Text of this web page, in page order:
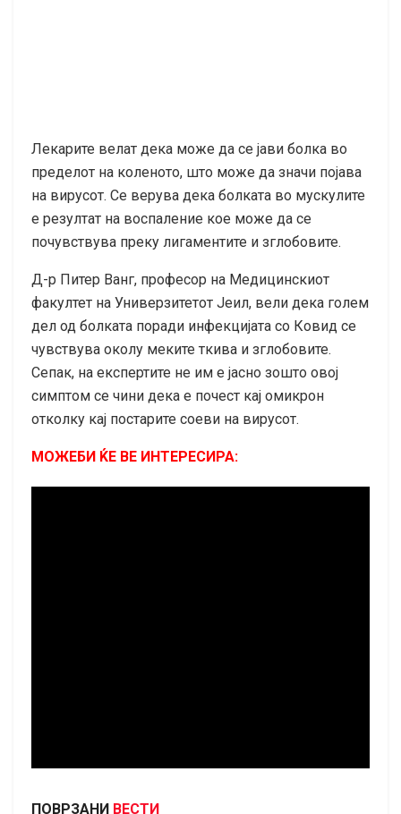
Лекарите велат дека може да се јави болка во
пределот на коленото, што може да значи појава
на вирусот. Се верува дека болката во мускулите
е резултат на воспаление кое може да се
почувствува преку лигаментите и зглобовите.
Д-р Питер Ванг, професор на Медицинскиот
факултет на Универзитетот Јеил, вели дека голем
дел од болката поради инфекцијата со Ковид се
чувствува околу меките ткива и зглобовите.
Сепак, на експертите не им е јасно зошто овој
симптом се чини дека е почест кај омикрон
отколку кај постарите соеви на вирусот.
МОЖЕБИ ЌЕ ВЕ ИНТЕРЕСИРА:
ПОВРЗАНИ ВЕСТИ